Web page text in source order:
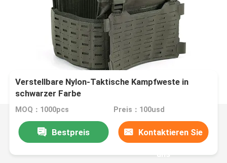
Verstellbare Nylon-Taktische Kampfweste in
schwarzer Farbe
MOQ：1000pcs Preis：100usd
Bestpreis Kontaktieren Sie
uns